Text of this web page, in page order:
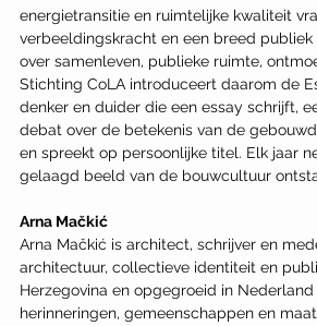
energietransitie en ruimtelijke kwaliteit
verbeeldingskracht en een breed
over samenleven, publieke ruimte,
Stichting CoLA introduceert daarom de
denker en duider die een essay schrijft,
debat over de betekenis van de
en spreekt op persoonlijke titel. Elk jaar
gelaagd beeld van de bouwcultuur
Arna Mačkić
Arna Mačkić is architect, schrijver en
architectuur, collectieve identiteit en
Herzegovina en opgegroeid in
herinneringen, gemeenschappen en